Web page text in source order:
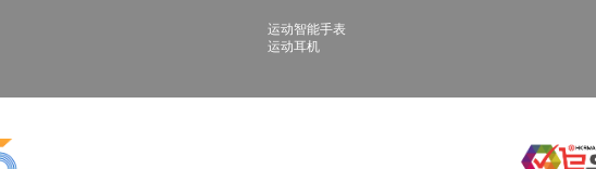
运动智能手表
运动耳机